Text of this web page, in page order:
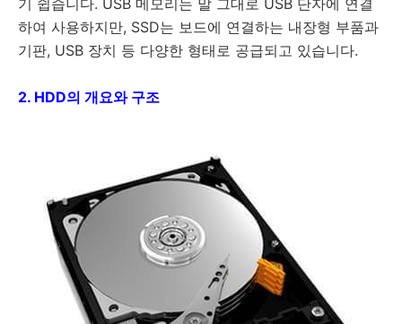
하여 사용하지만, SSD는 보드에 연결하는 내장형 부품과
기판, USB 장치 등 다양한 형태로 공급되고 있습니다.
2. HDD의 개요와 구조